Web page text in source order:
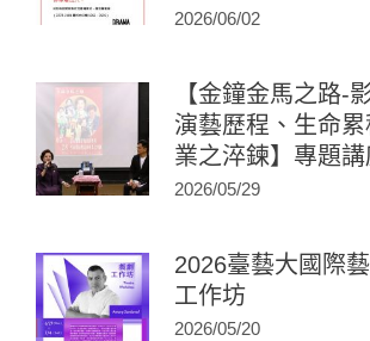
2026/06/02
【金鐘金馬之路-
演藝歷程、生命
業之淬鍊】專題講
2026/05/29
2026臺藝大國際
工作坊
2026/05/20